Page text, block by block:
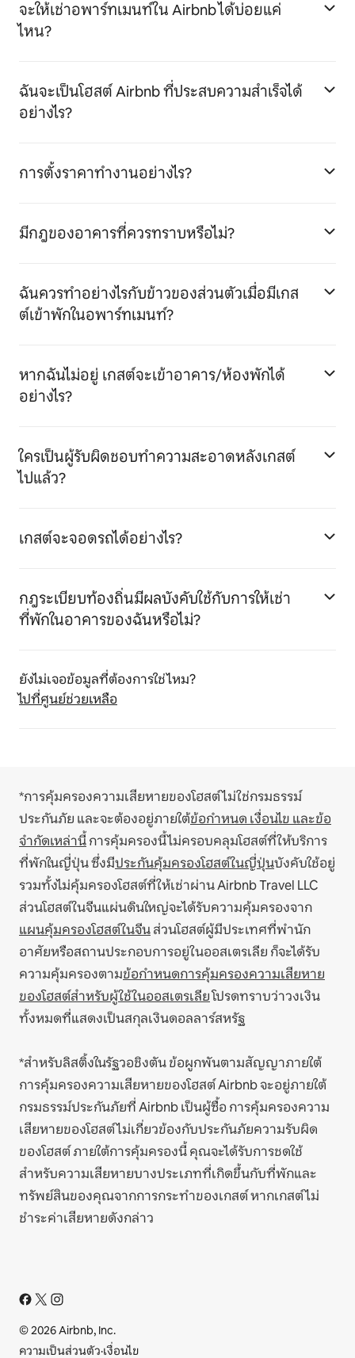
จะให้เช่าอพาร์ทเมนท์ใน Airbnb ได้บ่อยแค่
ไหน?
ฉันจะเป็นโฮสต์ Airbnb ที่ประสบความสำเร็จได้
อย่างไร?
การตั้งราคาทำงานอย่างไร?
มีกฎของอาคารที่ควรทราบหรือไม่?
ฉันควรทำอย่างไรกับข้าวของส่วนตัวเมื่อมีเกส
ต์เข้าพักในอพาร์ทเมนท์?
หากฉันไม่อยู่ เกสต์จะเข้าอาคาร/ห้องพักได้
อย่างไร?
ใครเป็นผู้รับผิดชอบทำความสะอาดหลังเกสต์
ไปแล้ว?
เกสต์จะจอดรถได้อย่างไร?
กฎระเบียบท้องถิ่นมีผลบังคับใช้กับการให้เช่า
ที่พักในอาคารของฉันหรือไม่?
ยังไม่เจอข้อมูลที่ต้องการใช่ไหม?
ไปที่ศูนย์ช่วยเหลือ
*การคุ้มครองความเสียหายของโฮสต์ไม่ใช่กรมธรรม์
ประกันภัย และจะต้องอยู่ภายใต้ข้อกำหนด เงื่อนไข และข้อ
จำกัดเหล่านี้การคุ้มครองนี้ไม่ครอบคลุมโฮสต์ที่ให้บริการ
ที่พักในญี่ปุ่น ซึ่งมีประกันคุ้มครองโฮสต์ในญี่ปุ่นบังคับใช้อยู่
รวมทั้งไม่คุ้มครองโฮสต์ที่ให้เช่าผ่าน Airbnb Travel LLC
ส่วนโฮสต์ในจีนแผ่นดินใหญ่จะได้รับความคุ้มครองจาก
แผนคุ้มครองโฮสต์ในจีนส่วนโฮสต์ผู้มีประเทศที่พำนัก
อาศัยหรือสถานประกอบการอยู่ในออสเตรเลีย ก็จะได้รับ
ความคุ้มครองตามข้อกำหนดการคุ้มครองความเสียหาย
ของโฮสต์สำหรับผู้ใช้ในออสเตรเลียโปรดทราบว่าวงเงิน
ทั้งหมดที่แสดงเป็นสกุลเงินดอลลาร์สหรัฐ
*สำหรับลิสติ้งในรัฐวอชิงตัน ข้อผูกพันตามสัญญาภายใต้
การคุ้มครองความเสียหายของโฮสต์ Airbnb จะอยู่ภายใต้
กรมธรรม์ประกันภัยที่ Airbnb เป็นผู้ซื้อ การคุ้มครองความ
เสียหายของโฮสต์ไม่เกี่ยวข้องกับประกันภัยความรับผิด
ของโฮสต์ ภายใต้การคุ้มครองนี้ คุณจะได้รับการชดใช้
สำหรับความเสียหายบางประเภทที่เกิดขึ้นกับที่พักและ
ทรัพย์สินของคุณจากการกระทำของเกสต์ หากเกสต์ไม่
ชำระค่าเสียหายดังกล่าว
© 2026 Airbnb, Inc.
ความเป็นส่วนตัว·เงื่อนไข